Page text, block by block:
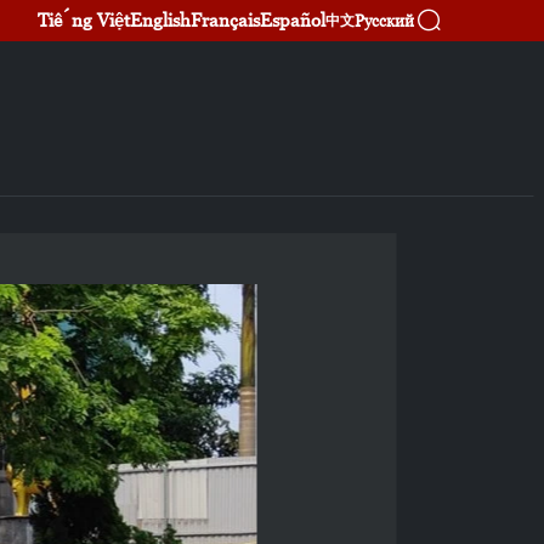
Tiếng ViệtEnglishFrançaisEspañol中文Русский